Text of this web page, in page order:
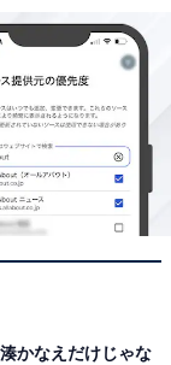
湯と畳敷きの
かなえだけじゃな